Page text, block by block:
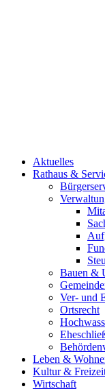
Aktuelles
Rathaus &
Bauen &
Ver- und
Ortsrecht
Leben &
Kultur &
Wirtschaft